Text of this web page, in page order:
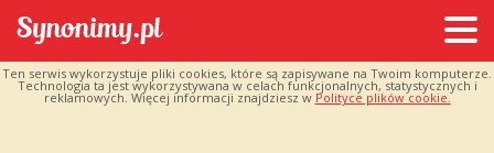
Ten serwis wykorzystuje pliki cookies, które są zapisywane na Twoim komputerze.
Technologia ta jest wykorzystywana w celach funkcjonalnych, statystycznych i
reklamowych. Więcej informacji znajdziesz w Polityce plików cookie.